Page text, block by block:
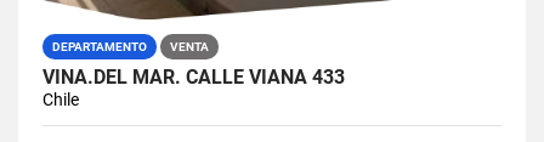
DEPARTAMENTO VENTA
VIÑA.DEL MAR. CALLE VIANA 433
Chile